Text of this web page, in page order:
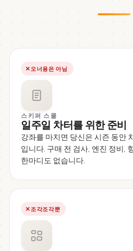
오너용은 아님
스키퍼 스쿨
일주일 차터를 위한 준비
강좌를 마치면 당신은 시즌 동안
입니다. 구매 전 검사, 엔진 정비,
한마디도 없습니다.
조각조각뿐